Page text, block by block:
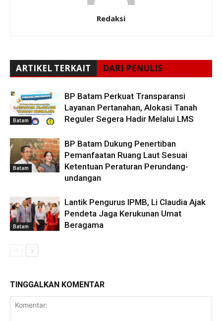
Redaksi
ARTIKEL TERKAIT DARI PENULIS
Batam
BP Batam Perkuat Transparansi
Layanan Pertanahan, Alokasi Tanah
Reguler Segera Hadir Melalui LMS
Batam
BP Batam Dukung Penertiban
Pemanfaatan Ruang Laut Sesuai
Ketentuan Peraturan Perundang-
undangan
Batam
Lantik Pengurus IPMB, Li Claudia Ajak
Pendeta Jaga Kerukunan Umat
Beragama
TINGGALKAN KOMENTAR